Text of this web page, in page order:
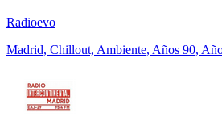
Radioevo
Madrid, Chillout, Ambiente, Años 90,